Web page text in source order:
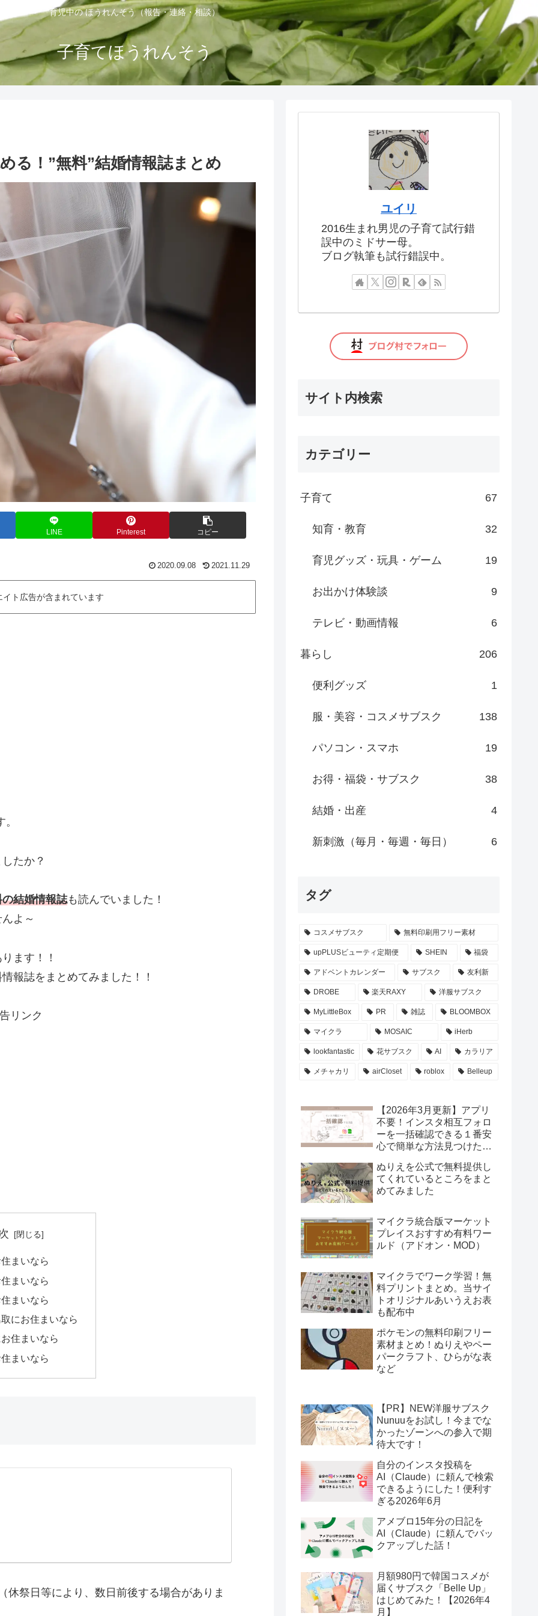
育児中の ほうれんそう（報告・連絡・相談）
子育てほうれんそう
る！”無料”結婚情報誌まとめ
LINE Pinterest コピー
2020.09.08 2021.11.29
ト広告が含まれています
たか？
の結婚情報誌も読んでいました！
よ～
ます！！
報誌をまとめてみました！！
リンク
まいなら
まいなら
まいなら
にお住まいなら
住まいなら
まいなら
休祭日等により、数日前後する場合がありま
ユイリ
2016生まれ男児の子育て試行錯
誤中のミドサー母。
ブログ執筆も試行錯誤中。
サイト内検索
カテゴリー
子育て 67
知育・教育 32
育児グッズ・玩具・ゲーム 19
お出かけ体験談 9
テレビ・動画情報 6
暮らし 206
便利グッズ 1
服・美容・コスメサブスク 138
パソコン・スマホ 19
お得・福袋・サブスク 38
結婚・出産 4
新刺激（毎月・毎週・毎日） 6
タグ
コスメサブスク 無料印刷用フリー素材
upPLUSビューティ定期便 SHEIN 福袋
アドベントカレンダー サブスク 友利新
DROBE 楽天RAXY 洋服サブスク
MyLittleBox PR 雑誌 BLOOMBOX
マイクラ MOSAIC iHerb
lookfantastic 花サブスク AI カラリア
メチャカリ airCloset roblox Belleup
【2026年3月更新】アプリ
不要！インスタ相互フォロ
ーを一括確認できる１番安
心で簡単な方法見つけた！
ぬりえを公式で無料提供し
てくれているところをまと
めてみました
マイクラ統合版マーケット
プレイスおすすめ有料ワー
ルド（アドオン・MOD）
マイクラでワーク学習！無
料プリントまとめ。当サイ
トオリジナルあいうえお表
も配布中
ポケモンの無料印刷フリー
素材まとめ！ぬりえやペー
パークラフト、ひらがな表
など
【PR】NEW洋服サブスク
Nunuuをお試し！今までな
かったゾーンへの参入で期
待大です！
自分のインスタ投稿を
AI（Claude）に頼んで検索
できるようにした！便利す
ぎる2026年6月
アメブロ15年分の日記を
AI（Claude）に頼んでバッ
クアップした話！
月額980円で韓国コスメが
届くサブスク「Belle Up」
はじめてみた！【2026年4
月】